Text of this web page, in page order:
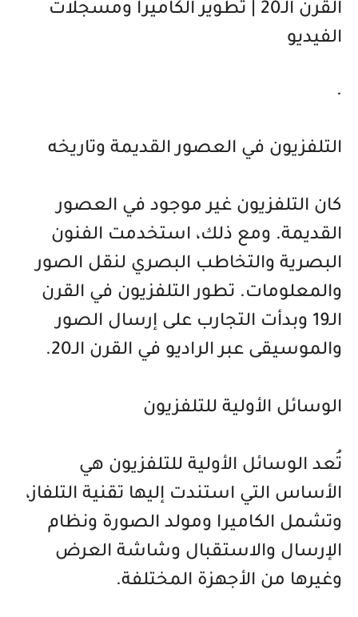
القرن الـ20 | تطوير الكاميرا ومسجلات
الفيديو
.
التلفزيون في العصور القديمة وتاريخه
كان التلفزيون غير موجود في العصور
القديمة. ومع ذلك، استخدمت الفنون
البصرية والتخاطب البصري لنقل الصور
والمعلومات. تطور التلفزيون في القرن
الـ19 وبدأت التجارب على إرسال الصور
والموسيقى عبر الراديو في القرن الـ20.
الوسائل الأولية للتلفزيون
تُعد الوسائل الأولية للتلفزيون هي
الأساس التي استندت إليها تقنية التلفاز،
وتشمل الكاميرا ومولد الصورة ونظام
الإرسال والاستقبال وشاشة العرض
وغيرها من الأجهزة المختلفة.